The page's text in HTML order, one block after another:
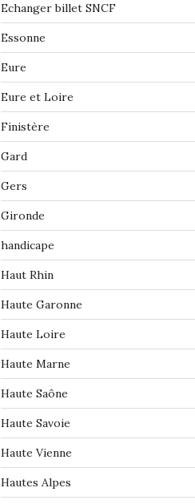
Echanger billet SNCF
Essonne
Eure
Eure et Loire
Finistère
Gard
Gers
Gironde
handicape
Haut Rhin
Haute Garonne
Haute Loire
Haute Marne
Haute Saône
Haute Savoie
Haute Vienne
Hautes Alpes